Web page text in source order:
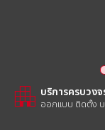
ม่านอากาศ ม่านตัด
อุปกรณ์เสริมอื่นๆ
apartment บริการครบวงจ
ออกแบบ ติดตั้ง บ